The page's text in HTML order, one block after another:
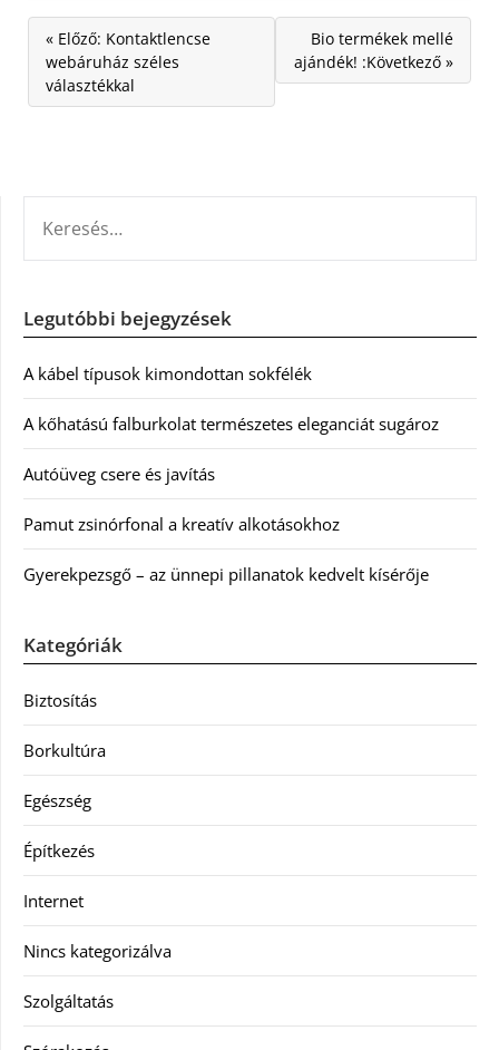
« Előző: Kontaktlencse
webáruház széles
választékkal
Bio termékek mellé
ajándék! :Következő »
Legutóbbi bejegyzések
A kábel típusok kimondottan sokfélék
A kőhatású falburkolat természetes eleganciát sugároz
Autóüveg csere és javítás
Pamut zsinórfonal a kreatív alkotásokhoz
Gyerekpezsgő – az ünnepi pillanatok kedvelt kísérője
Kategóriák
Biztosítás
Borkultúra
Egészség
Építkezés
Internet
Nincs kategorizálva
Szolgáltatás